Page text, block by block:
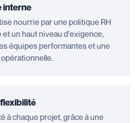
interne
nourrie par une politique RH
un haut niveau d'exigence,
équipes performantes et une
à chaque projet, grâce à une